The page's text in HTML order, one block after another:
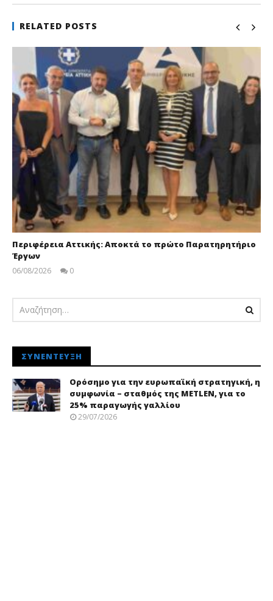
RELATED POSTS
Περιφέρεια Αττικής: Αποκτά το πρώτο Παρατηρητήριο
Έργων
06/08/2026
0
ΣΥΝΈΝΤΕΥΞΗ
Ορόσημο για την ευρωπαϊκή στρατηγική, η
συμφωνία – σταθμός της METLEN, για το
25% παραγωγής γαλλίου
29/07/2026